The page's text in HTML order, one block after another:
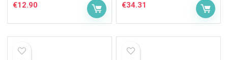
€12.90 €34.31